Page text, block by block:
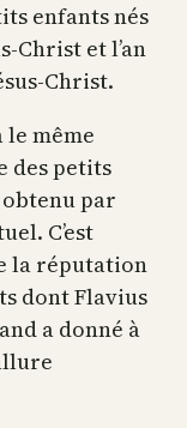
enfants nés
Christ et l’an
Christ.
le même
des petits
obtenu par
C’est
la réputation
dont Flavius
a donné à